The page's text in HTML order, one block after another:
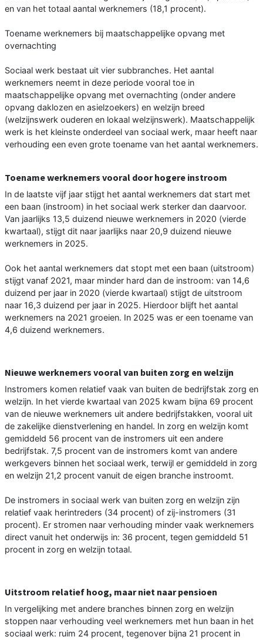
en van het totaal aantal werknemers (18,1 procent).
Toename werknemers bij maatschappelijke opvang met
overnachting
Sociaal werk bestaat uit vier subbranches. Het aantal
werknemers neemt in deze periode vooral toe in
maatschappelijke opvang met overnachting (onder andere
opvang daklozen en asielzoekers) en welzijn breed
(welzijnswerk ouderen en lokaal welzijnswerk). Maatschappelijk
werk is het kleinste onderdeel van sociaal werk, maar heeft naar
verhouding een even grote toename van het aantal werknemers.
Toename werknemers vooral door hogere instroom
In de laatste vijf jaar stijgt het aantal werknemers dat start met
een baan (instroom) in het sociaal werk sterker dan daarvoor.
Van jaarlijks 13,5 duizend nieuwe werknemers in 2020 (vierde
kwartaal), stijgt dit naar jaarlijks naar 20,9 duizend nieuwe
werknemers in 2025.
Ook het aantal werknemers dat stopt met een baan (uitstroom)
stijgt vanaf 2021, maar minder hard dan de instroom: van 14,6
duizend per jaar in 2020 (vierde kwartaal) stijgt de uitstroom
naar 16,3 duizend per jaar in 2025. Hierdoor blijft het aantal
werknemers na 2021 groeien. In 2025 was er een toename van
4,6 duizend werknemers.
Nieuwe werknemers vooral van buiten zorg en welzijn
Instromers komen relatief vaak van buiten de bedrijfstak zorg en
welzijn. In het vierde kwartaal van 2025 kwam bijna 69 procent
van de nieuwe werknemers uit andere bedrijfstakken, vooral uit
de zakelijke dienstverlening en handel. In zorg en welzijn komt
gemiddeld 56 procent van de instromers uit een andere
bedrijfstak. 7,5 procent van de instromers komt van andere
werkgevers binnen het sociaal werk, terwijl er gemiddeld in zorg
en welzijn 21,2 procent vanuit de eigen branche instroomt.
De instromers in sociaal werk van buiten zorg en welzijn zijn
relatief vaak herintreders (34 procent) of zij-instromers (31
procent). Er stromen naar verhouding minder vaak werknemers
direct vanuit het onderwijs in: 36 procent, tegen gemiddeld 51
procent in zorg en welzijn totaal.
Uitstroom relatief hoog, maar niet naar pensioen
In vergelijking met andere branches binnen zorg en welzijn
stoppen naar verhouding veel werknemers met hun baan in het
sociaal werk: ruim 24 procent, tegenover bijna 21 procent in